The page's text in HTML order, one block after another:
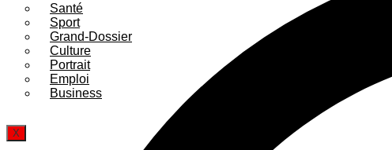
Santé
Sport
Grand-Dossier
Culture
Portrait
Emploi
Business
X